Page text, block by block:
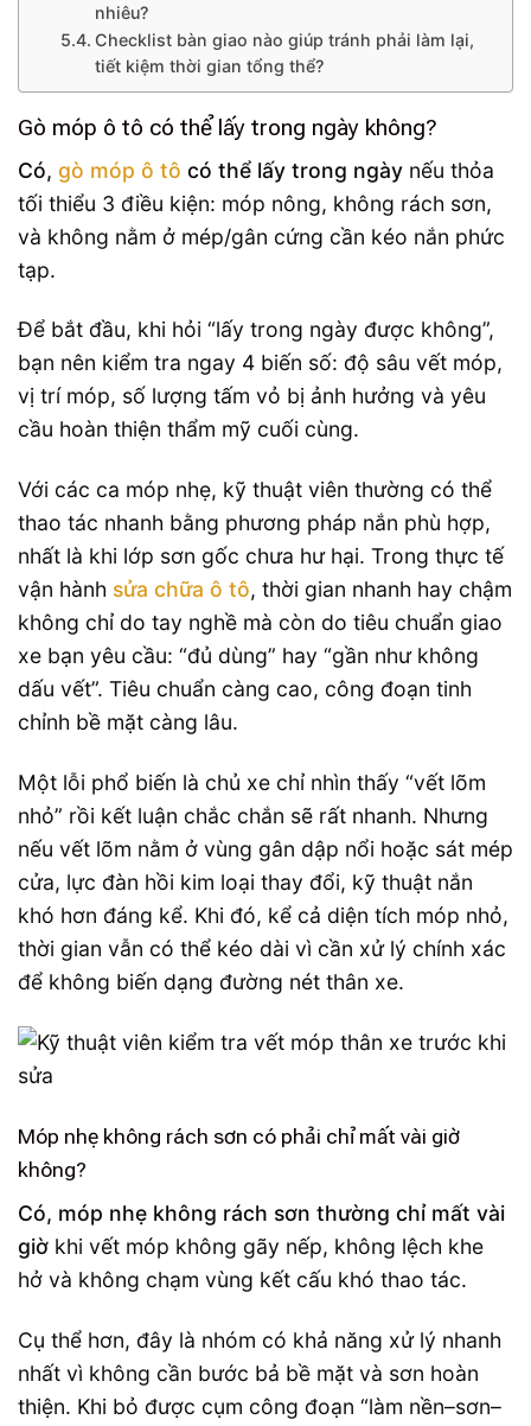
nhiêu?
Checklist bàn giao nào giúp tránh phải làm lại,
tiết kiệm thời gian tổng thể?
Gò móp ô tô có thể lấy trong ngày không?
Có, gò móp ô tô có thể lấy trong ngày nếu thỏa
tối thiểu 3 điều kiện: móp nông, không rách sơn,
và không nằm ở mép/gân cứng cần kéo nắn phức
tạp.
Để bắt đầu, khi hỏi “lấy trong ngày được không”,
bạn nên kiểm tra ngay 4 biến số: độ sâu vết móp,
vị trí móp, số lượng tấm vỏ bị ảnh hưởng và yêu
cầu hoàn thiện thẩm mỹ cuối cùng.
Với các ca móp nhẹ, kỹ thuật viên thường có thể
thao tác nhanh bằng phương pháp nắn phù hợp,
nhất là khi lớp sơn gốc chưa hư hại. Trong thực tế
vận hành sửa chữa ô tô, thời gian nhanh hay chậm
không chỉ do tay nghề mà còn do tiêu chuẩn giao
xe bạn yêu cầu: “đủ dùng” hay “gần như không
dấu vết”. Tiêu chuẩn càng cao, công đoạn tinh
chỉnh bề mặt càng lâu.
Một lỗi phổ biến là chủ xe chỉ nhìn thấy “vết lõm
nhỏ” rồi kết luận chắc chắn sẽ rất nhanh. Nhưng
nếu vết lõm nằm ở vùng gân dập nổi hoặc sát mép
cửa, lực đàn hồi kim loại thay đổi, kỹ thuật nắn
khó hơn đáng kể. Khi đó, kể cả diện tích móp nhỏ,
thời gian vẫn có thể kéo dài vì cần xử lý chính xác
để không biến dạng đường nét thân xe.
Móp nhẹ không rách sơn có phải chỉ mất vài giờ
không?
Có, móp nhẹ không rách sơn thường chỉ mất vài
giờ khi vết móp không gãy nếp, không lệch khe
hở và không chạm vùng kết cấu khó thao tác.
Cụ thể hơn, đây là nhóm có khả năng xử lý nhanh
nhất vì không cần bước bả bề mặt và sơn hoàn
thiện. Khi bỏ được cụm công đoạn “làm nền–sơn–